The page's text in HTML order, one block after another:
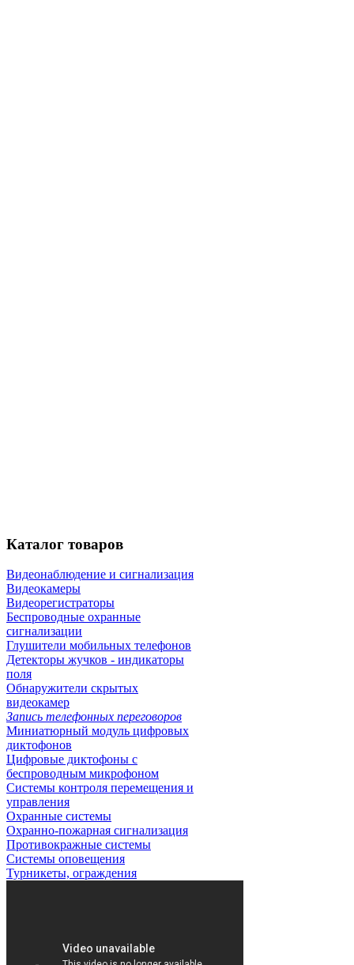
Каталог товаров
Видеонаблюдение и сигнализация
Видеокамеры
Видеорегистраторы
Беспроводные охранные
сигнализации
Глушители мобильных телефонов
Детекторы жучков - индикаторы
поля
Обнаружители скрытых
видеокамер
Запись телефонных переговоров
Миниатюрный модуль цифровых
диктофонов
Цифровые диктофоны с
беспроводным микрофоном
Системы контроля перемещения и
управления
Охранные системы
Охранно-пожарная сигнализация
Противокражные системы
Системы оповещения
Турникеты, ограждения